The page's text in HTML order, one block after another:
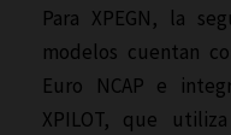
Para XPEGN, la
modelos cuentan
Euro NCAP e
XPILOT, que